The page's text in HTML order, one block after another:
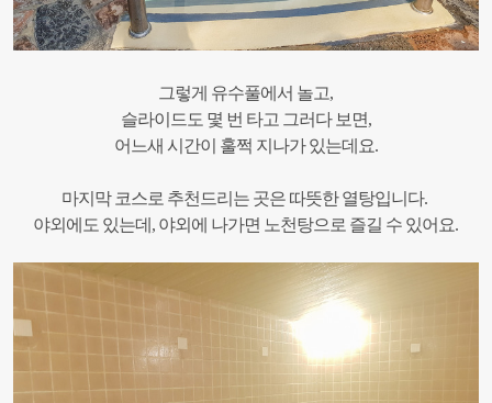
그렇게 유수풀에서 놀고,
슬라이드도 몇 번 타고 그러다 보면,
어느새 시간이 훌쩍 지나가 있는데요.
마지막 코스로 추천드리는 곳은 따뜻한 열탕입니다.
야외에도 있는데, 야외에 나가면 노천탕으로 즐길 수 있어요.